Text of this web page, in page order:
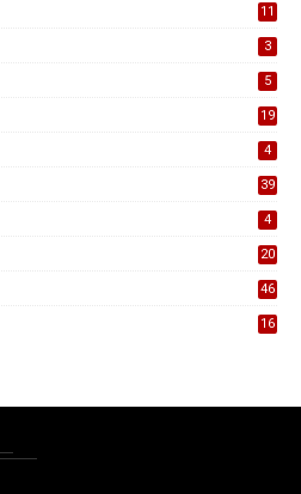
11
3
5
19
4
39
4
20
46
16